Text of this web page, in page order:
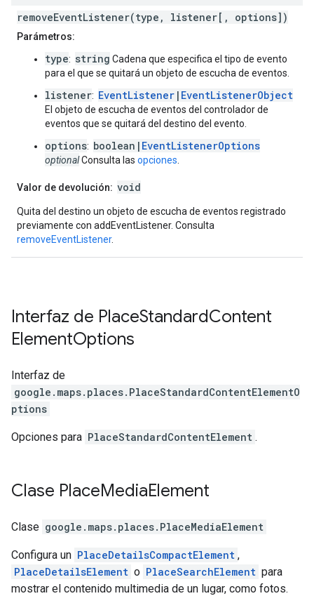
removeEventListener(type, listener[, options])
Parámetros:
type: string Cadena que especifica el tipo de evento
para el que se quitará un objeto de escucha de eventos.
listener: EventListener | EventListenerObject
El objeto de escucha de eventos del controlador de
eventos que se quitará del destino del evento.
options: boolean| EventListenerOptions
optionalConsulta las opciones
Valor de devolución: void
Quita del destino un objeto de escucha de eventos registrado
previamente con addEventListener. Consulta
removeEventListener.
Interfaz de PlaceStandardContent
ElementOptions
Interfaz de
google.maps.places. PlaceStandardContentElementO
ptions
Opciones para PlaceStandardContentElement .
Clase PlaceMediaElement
Clase google.maps.places. PlaceMediaElement
Configura un PlaceDetailsCompactElement ,
PlaceDetailsElement o PlaceSearchElement para
mostrar el contenido multimedia de un lugar, como fotos.